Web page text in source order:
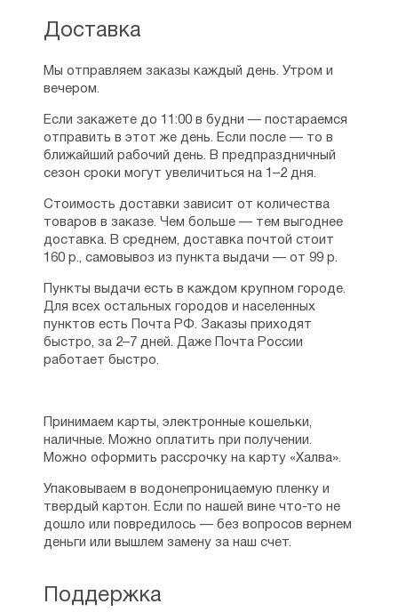
Поддержка
Доставка
Мы отправляем заказы каждый день. Утром и
вечером.
Если закажете до 11:00 в будни — постараемся
отправить в этот же день. Если после — то в
ближайший рабочий день. В предпраздничный
сезон сроки могут увеличиться на 1–2 дня.
Стоимость доставки зависит от количества
товаров в заказе. Чем больше — тем выгоднее
доставка. В среднем, доставка почтой стоит
160 р., самовывоз из пункта выдачи — от 99 р.
Пункты выдачи есть в каждом крупном городе.
Для всех остальных городов и населенных
пунктов есть Почта РФ. Заказы приходят
быстро, за 2–7 дней. Даже Почта России
работает быстро.
Принимаем карты, электронные кошельки,
наличные. Можно оплатить при получении.
Можно оформить рассрочку на карту «Халва».
Упаковываем в водонепроницаемую пленку и
твердый картон. Если по нашей вине что-то не
дошло или повредилось — без вопросов вернем
деньги или вышлем замену за наш счет.